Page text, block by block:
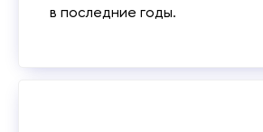
в последние годы.